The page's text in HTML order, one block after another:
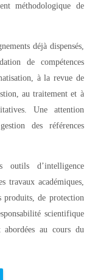
méthodologique de
déjà dispensés,
de compétences
à la revue de
au traitement et à
Une attention
des références
outils d’intelligence
travaux académiques,
produits, de protection
scientifique
abordées au cours du